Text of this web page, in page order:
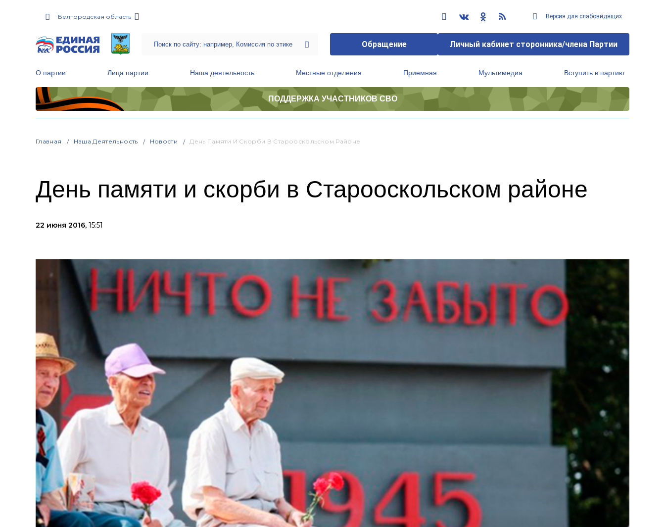
Белгородская область Версия для слабовидящих
Обращение Личный кабинет сторонника/члена Партии
О партии Лица партии Наша деятельность Местные отделения Приемная Мультимедиа Вступить в партию
ПОДДЕРЖКА УЧАСТНИКОВ СВО
Главная Наша Деятельность Новости День Памяти И Скорби В Старооскольском Районе
День памяти и скорби в Старооскольском районе
22 июня 2016, 15:51